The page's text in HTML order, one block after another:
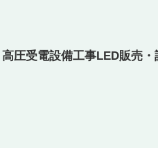
高圧受電設備工事LED販売・